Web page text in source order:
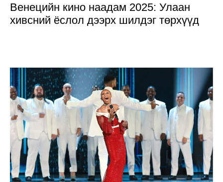
Венецийн кино наадам 2025: Улаан
хивсний ёслол дээрх шилдэг төрхүүд